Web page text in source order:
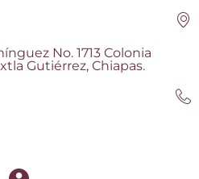
No. 1713 Colonia
Gutiérrez, Chiapas.